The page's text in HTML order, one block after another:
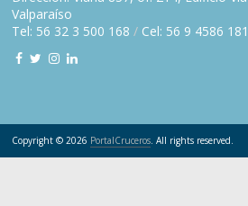
Valparaíso
Tel: 56 32 3 500 168 / Cel: 56 9 4586
Copyright © 2026 PortalCruceros. All rights reserved.